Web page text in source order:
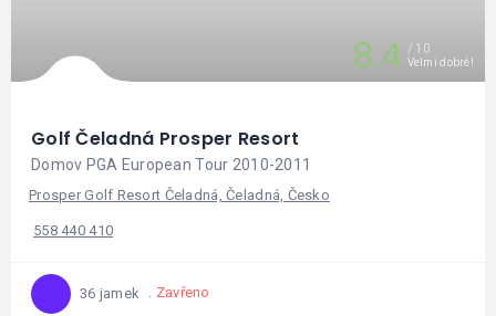
8.4 10
Velmi dobré!
Golf Čeladná Prosper Resort
Domov PGA European Tour 2010-2011
Prosper Golf Resort Čeladná, Čeladná, Česko
558 440 410
36 jamek Zavřeno